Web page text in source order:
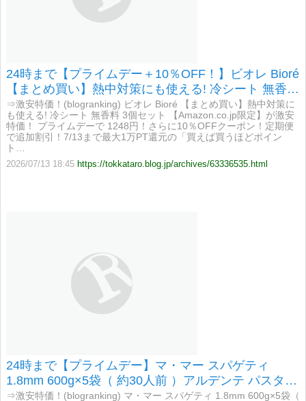
24時まで【プライムデー＋10％OFF！】ビオレ Bioré
【まとめ買い】熱中対策にも使える! 冷シート 無香料
3個セット 【Amazon.co.jp限定】が激安特価！
⇒激安特価！(blogranking) ビオレ Bioré 【まとめ買い】熱中対策に
も使える! 冷シート 無香料 3個セット 【Amazon.co.jp限定】が激安
特価！ プライムデーで 1248円！さらに10％OFFクーポン！定期便
で追加割引！7/13まで最大1万PT還元の「買えば買うほどポイン
ト…
2026/07/13 18:45 https://tokkataro.blog.jp/archives/63336535.html
24時まで【プライムデー】マ・マー スパゲティ
1.8mm 600g×5袋（ 約30人前 ）アルデンテ パスタ
麺 レンジ調理 簡単 調理 計量不要 ( 結束タイプ / チャ
⇒激安特価！(blogranking) マ・マー スパゲティ 1.8mm 600g×5袋（